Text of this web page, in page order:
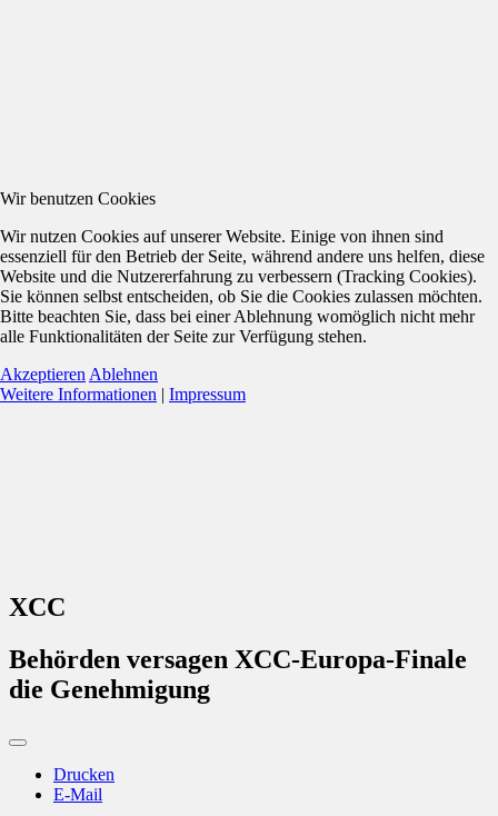
XCC
Behörden versagen XCC-Europa-Finale
die Genehmigung
Drucken
E-Mail
Wir benutzen Cookies
Wir nutzen Cookies auf unserer Website. Einige von ihnen sind
essenziell für den Betrieb der Seite, während andere uns helfen, diese
Website und die Nutzererfahrung zu verbessern (Tracking Cookies).
Sie können selbst entscheiden, ob Sie die Cookies zulassen möchten.
Bitte beachten Sie, dass bei einer Ablehnung womöglich nicht mehr
alle Funktionalitäten der Seite zur Verfügung stehen.
Akzeptieren Ablehnen
Weitere Informationen | Impressum